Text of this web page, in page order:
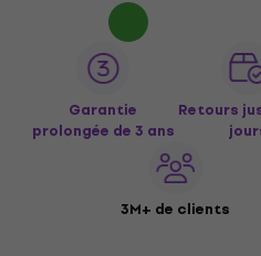
Garantie
prolongée de 3 ans
Retours
3M+ de clients